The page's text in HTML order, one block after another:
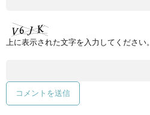
上に表示された文字を入力してください。